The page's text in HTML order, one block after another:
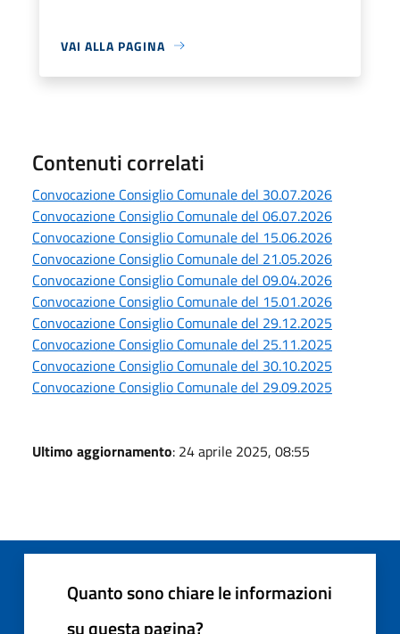
VAI ALLA PAGINA
Contenuti correlati
Convocazione Consiglio Comunale del 30.07.2026
Convocazione Consiglio Comunale del 06.07.2026
Convocazione Consiglio Comunale del 15.06.2026
Convocazione Consiglio Comunale del 21.05.2026
Convocazione Consiglio Comunale del 09.04.2026
Convocazione Consiglio Comunale del 15.01.2026
Convocazione Consiglio Comunale del 29.12.2025
Convocazione Consiglio Comunale del 25.11.2025
Convocazione Consiglio Comunale del 30.10.2025
Convocazione Consiglio Comunale del 29.09.2025
Ultimo aggiornamento: 24 aprile 2025, 08:55
Quanto sono chiare le informazioni
su questa pagina?